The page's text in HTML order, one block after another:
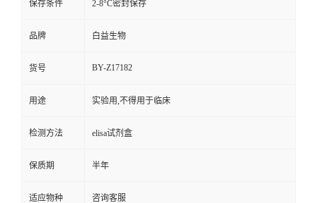
保存条件 2-8°C密封保存
品牌 白益生物
货号 BY-Z17182
用途 实验用,不得用于临床
检测方法 elisa试剂盒
保质期 半年
适应物种 咨询客服